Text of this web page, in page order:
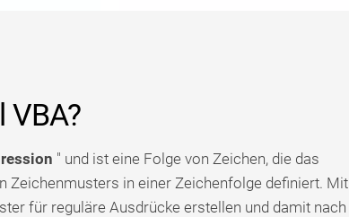
VBA?
" und ist eine Folge von Zeichen, die das
Zeichenmusters in einer Zeichenfolge definiert. Mit
für reguläre Ausdrücke erstellen und damit nach